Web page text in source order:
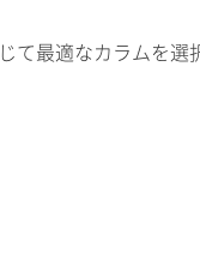
最適なカラムを選